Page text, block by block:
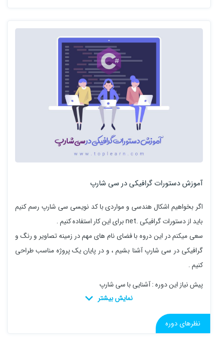
آموزش دستورات گرافیکی در سی شارپ
اگر بخواهیم اشکال هندسی و مواردی با کد نویسی سی شارپ رسم کنیم
باید از دستورات گرافیکی .net برای این کار استفاده کنیم .
سعی میکنم در این دروه با فضای نام های مهم در زمینه تصاویر و رنگ و
گرافیکی در سی شارپ آشنا بشیم ، و در پایان یک پروژه مناسب طراحی
کنیم .
پیش نیاز این دوره : آشنایی با سی شارپ
نظرهای دوره